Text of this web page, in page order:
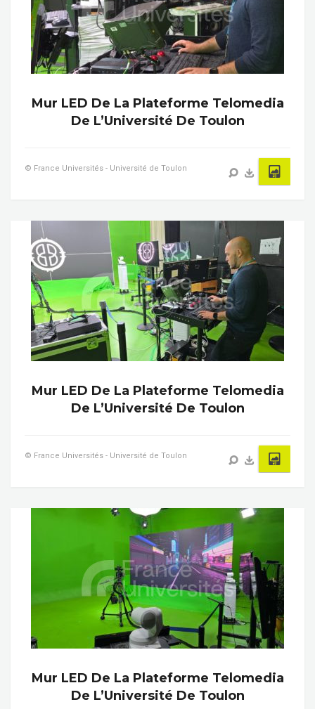
Mur LED De La Plateforme Telomedia
De L’Université De Toulon
© France Universités - Université de Toulon
Mur LED De La Plateforme Telomedia
De L’Université De Toulon
© France Universités - Université de Toulon
Mur LED De La Plateforme Telomedia
De L’Université De Toulon